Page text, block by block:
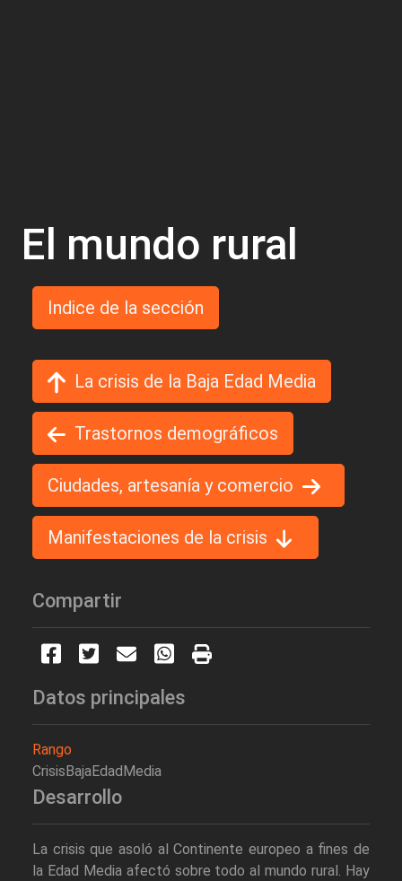
El mundo rural
Indice de la sección
La crisis de la Baja Edad Media
Trastornos demográficos
Ciudades, artesanía y comercio
Manifestaciones de la crisis
Compartir
Datos principales
Rango
CrisisBajaEdadMedia
Desarrollo
La crisis que asoló al Continente europeo a fines de
la Edad Media afectó sobre todo al mundo rural. Hay